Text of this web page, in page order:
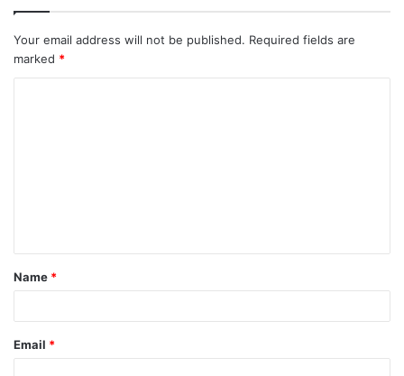
Your email address will not be published. Required fields are
marked *
t
*
Name *
Email *